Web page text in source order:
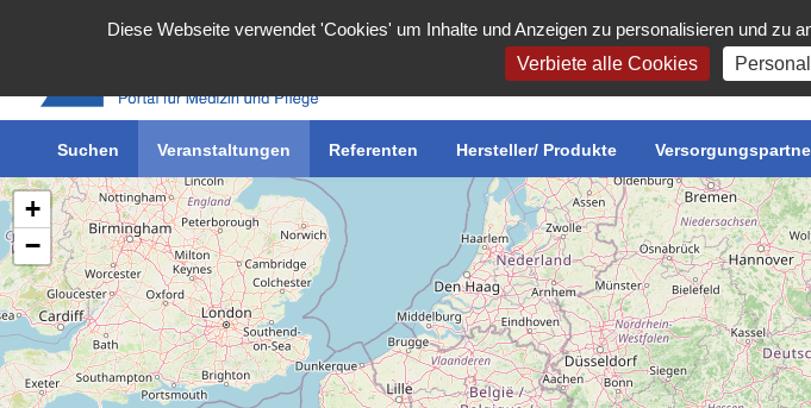
Diese Webseite verwendet 'Cookies' um Inhalte und Anzeigen zu personalisieren und zu
Verbiete alle Cookies
Suchen Veranstaltungen Referenten Hersteller/ Produkte
Inserieren Meine Inserate Benutzerkonto
+
−